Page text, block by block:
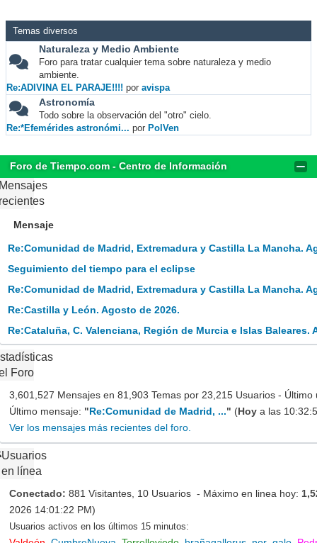
Temas diversos
Naturaleza y Medio Ambiente
Foro para tratar cualquier tema sobre naturaleza y medio
ambiente.
Re:ADIVINA EL PARAJE!!!! por avispa
Astronomía
Todo sobre la observación del "otro" cielo.
Re:*Efemérides astronómi... por PolVen
Foro de Tiempo.com - Centro de Información
Mensaje
Re:Comunidad de Madrid, Extremadura y Castilla La Mancha.
Seguimiento del tiempo para el eclipse
Re:Comunidad de Madrid, Extremadura y Castilla La Mancha.
Re:Castilla y León. Agosto de 2026.
Re:Cataluña, C. Valenciana, Región de Murcia e Islas Baleares.
Foro
3,601,527 Mensajes en 81,903 Temas por 23,215 Usuarios -
Último mensaje: "Re:Comunidad de Madrid, ..." (Hoy a las
Ver los mensajes más recientes del foro.
Usuarios
en línea
Conectado: 881 Visitantes, 10 Usuarios - Máximo en linea hoy:
2026 14:01:22 PM)
Usuarios activos en los últimos 15 minutos: